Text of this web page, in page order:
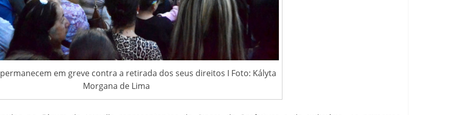
em greve contra a retirada dos seus direitos I Foto: Kályta
Morgana de Lima